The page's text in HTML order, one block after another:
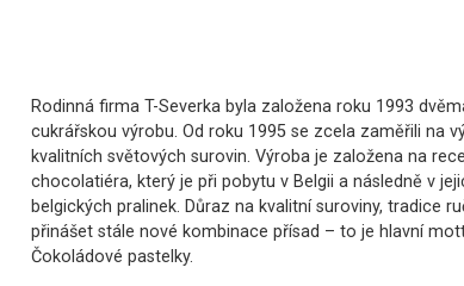
Rodinná firma T-Severka byla založena roku 1993
cukrářskou výrobu. Od roku 1995 se zcela zaměřili na
kvalitních světových surovin. Výroba je založena na
chocolatiéra, který je při pobytu v Belgii a následně v
belgických pralinek. Důraz na kvalitní suroviny, tradice
přinášet stále nové kombinace přísad – to je hlavní
Čokoládové pastelky.